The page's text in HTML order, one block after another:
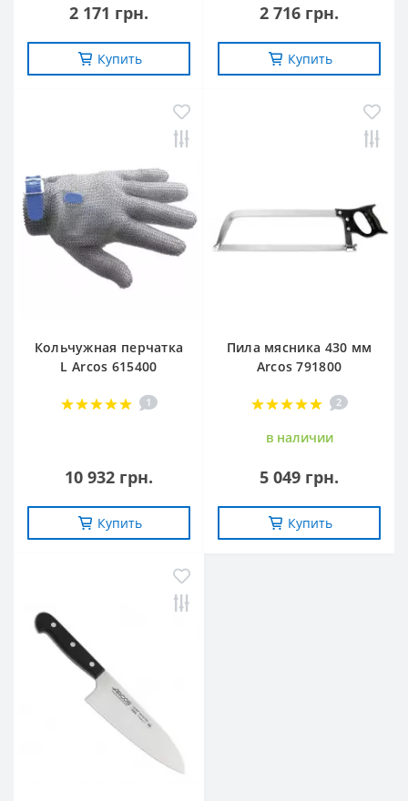
2 171 грн.
Купить
2 716 грн.
Купить
Кольчужная перчатка
L Arcos 615400
1
10 932 грн.
Купить
Пила мясника 430 мм
Arcos 791800
2
в наличии
5 049 грн.
Купить